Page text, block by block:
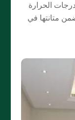
درجات الحرارة
متانتها في